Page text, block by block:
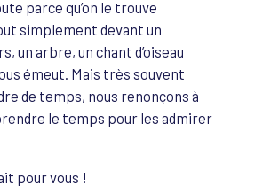
parce qu’on le trouve
simplement devant un
un arbre, un chant d’oiseau
émeut. Mais très souvent
de temps, nous renonçons à
le temps pour les admirer
pour vous !